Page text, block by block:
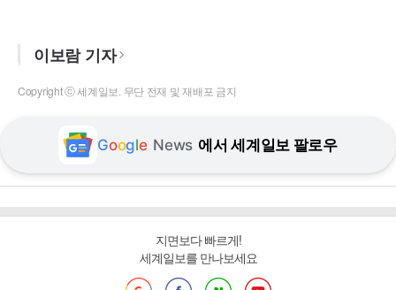
이보람 기자
Copyright ⓒ 세계일보. 무단 전재 및 재배포 금지
Google News 에서 세계일보 팔로우
지면보다 빠르게!
세계일보를 만나보세요